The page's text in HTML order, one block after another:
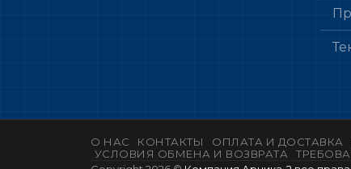
О НАС КОНТАКТЫ ОПЛАТА И ДОСТАВКА
УСЛОВИЯ ОБМЕНА И ВОЗВРАТА